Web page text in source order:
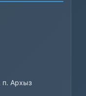
п. Архыз